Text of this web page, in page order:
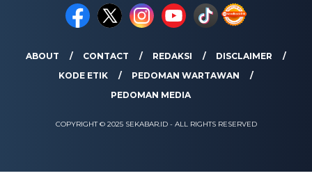
ABOUT CONTACT REDAKSI
DISCLAIMER
KODE ETIK
PEDOMAN WARTAWAN
PEDOMAN MEDIA
COPYRIGHT © 2025 SEKABAR.ID - ALL RIGHTS RESERVED